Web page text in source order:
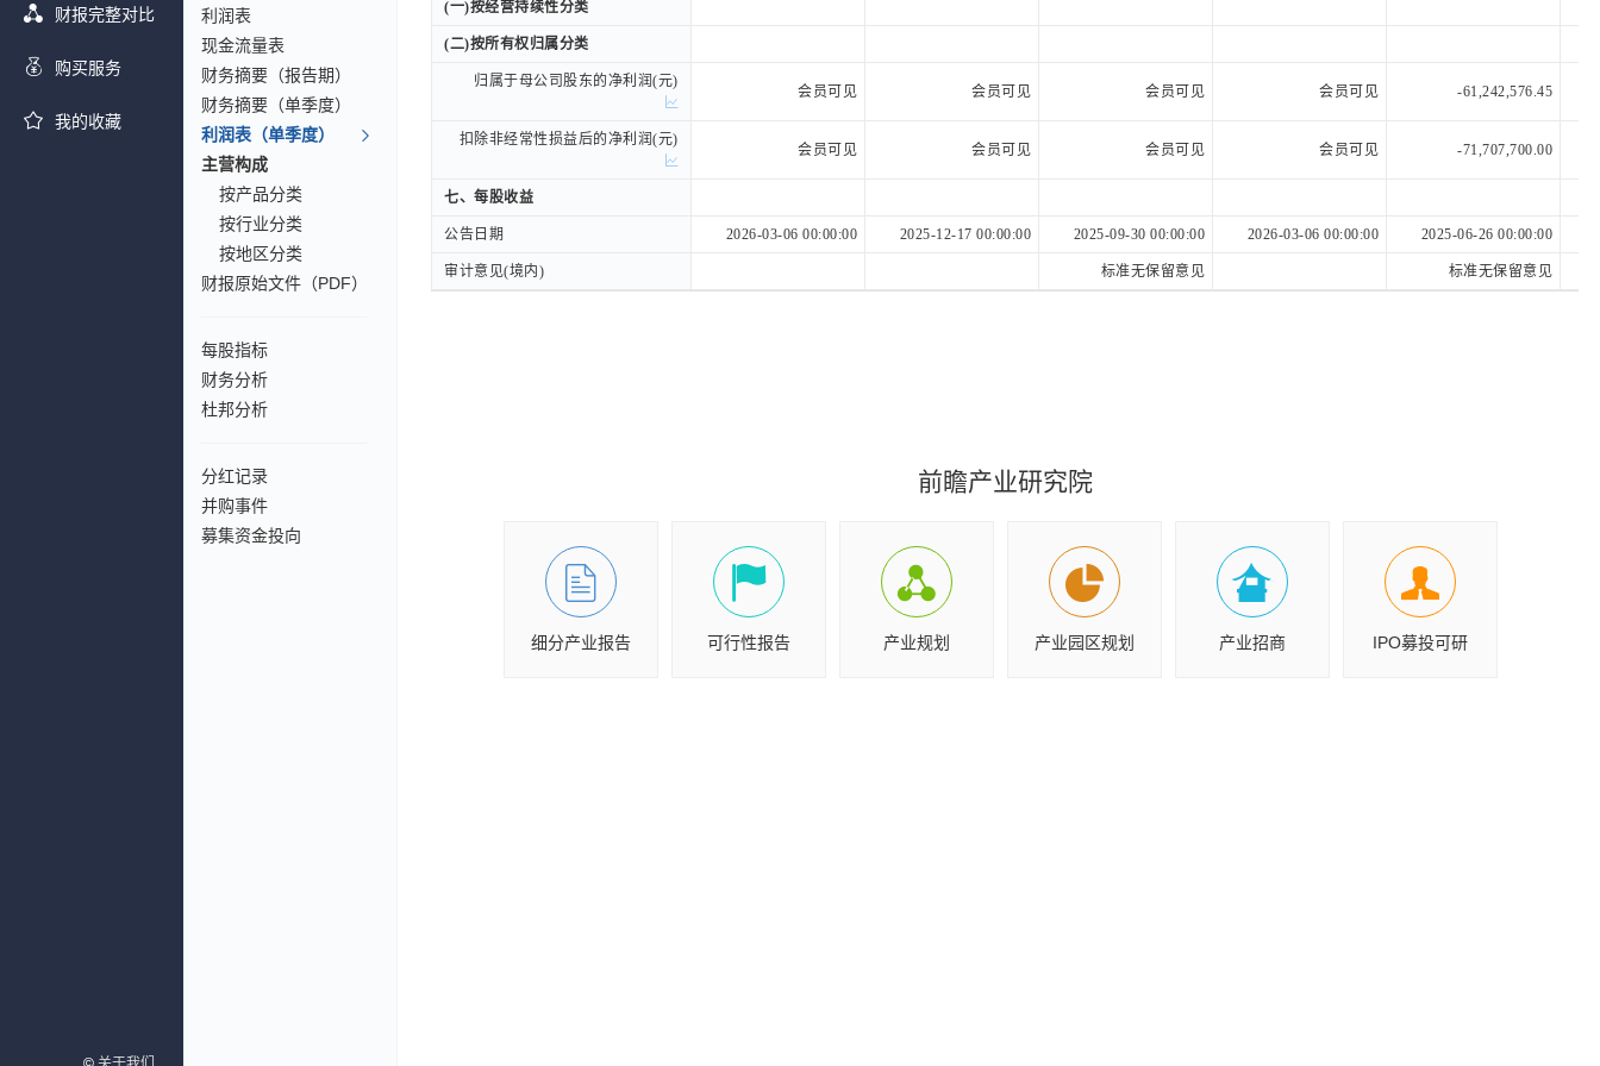
财报完整对比
购买服务
我的收藏
利润表
现金流量表
财务摘要（报告期）
财务摘要（单季度）
利润表（单季度）
主营构成
按产品分类
按行业分类
按地区分类
财报原始文件（PDF）
每股指标
财务分析
杜邦分析
分红记录
并购事件
募集资金投向
(一)按经营持续性分类
(二)按所有权归属分类
归属于母公司股东的净利润(元)
会员可见 会员可见 会员可见 会员可见 -61,242,576.45
扣除非经常性损益后的净利润(元)
会员可见 会员可见 会员可见 会员可见 -71,707,700.00
七、每股收益
公告日期 2026-03-06 00:00:00 2025-12-17 00:00:00 2025-09-30 00:00:00 2026-03-06 00:00:00 2025-06-26 00:00:00
审计意见(境内) 标准无保留意见 标准无保留意见
(一)按经营持续性分类
(二)按所有权归属分类
归属于母公司股东的净利润(元)
扣除非经常性损益后的净利润(元)
七、每股收益
公告日期
审计意见(境内)
前瞻产业研究院
细分产业报告 可行性报告 产业规划 产业园区规划 产业招商 IPO募投可研